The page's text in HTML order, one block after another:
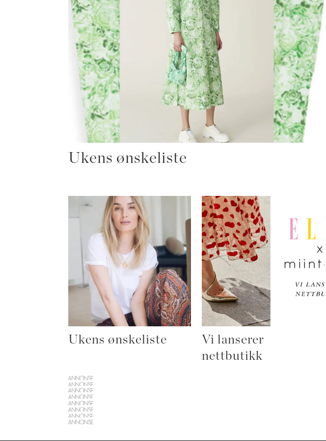
Ukens ønskeliste
Ukens ønskeliste
Vi lanserer
nettbutikk
ANNONSE
ANNONSE
ANNONSE
ANNONSE
ANNONSE
ANNONSE
ANNONSE
ANNONSE